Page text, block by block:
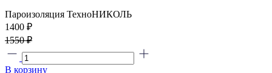
Пароизоляция ТехноНИКОЛЬ
1400 ₽
1550 ₽
В корзину